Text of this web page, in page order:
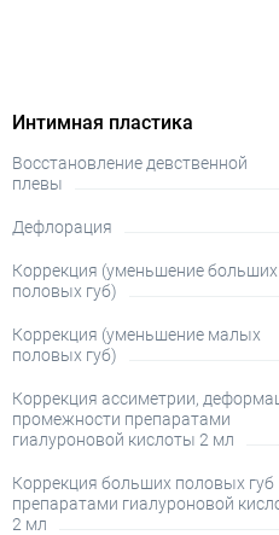
Интимная пластика
Восстановление девственной
плевы
Дефлорация
Коррекция (уменьшение больших
половых губ)
Коррекция (уменьшение малых
половых губ)
Коррекция ассиметрии,
промежности препаратами
гиалуроновой кислоты 2 мл
Коррекция больших половых губ
препаратами гиалуроновой
2 мл